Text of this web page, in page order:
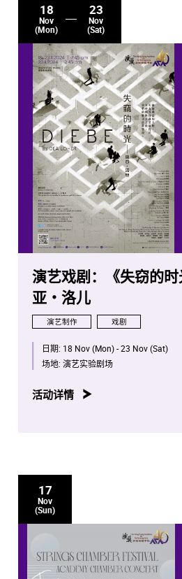
18
Nov
(Mon)
23
Nov
(Sat)
演艺戏剧：《失窃的
亚・洛儿
演艺制作 戏剧
日期: 18 Nov (Mon) - 23 Nov (Sat)
场地: 演艺实验剧场
活动详情
17
Nov
(Sun)